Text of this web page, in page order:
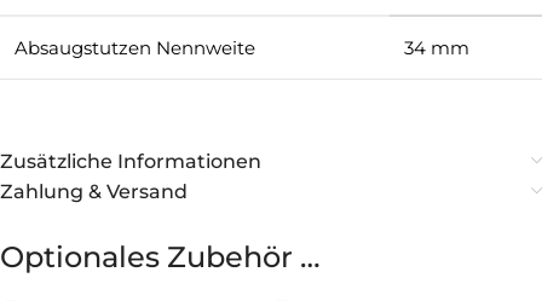
Absaugstutzen Nennweite 34 mm
Zusätzliche Informationen
Zahlung & Versand
Optionales Zubehör …